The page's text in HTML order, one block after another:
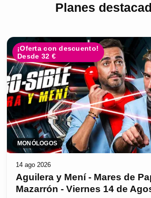
Planes
¡Oferta con descuento!
Desde 32 €
MONÓLOGOS
14 ago 2026
Aguilera y Mení - Mares de
Mazarrón - Viernes 14 de